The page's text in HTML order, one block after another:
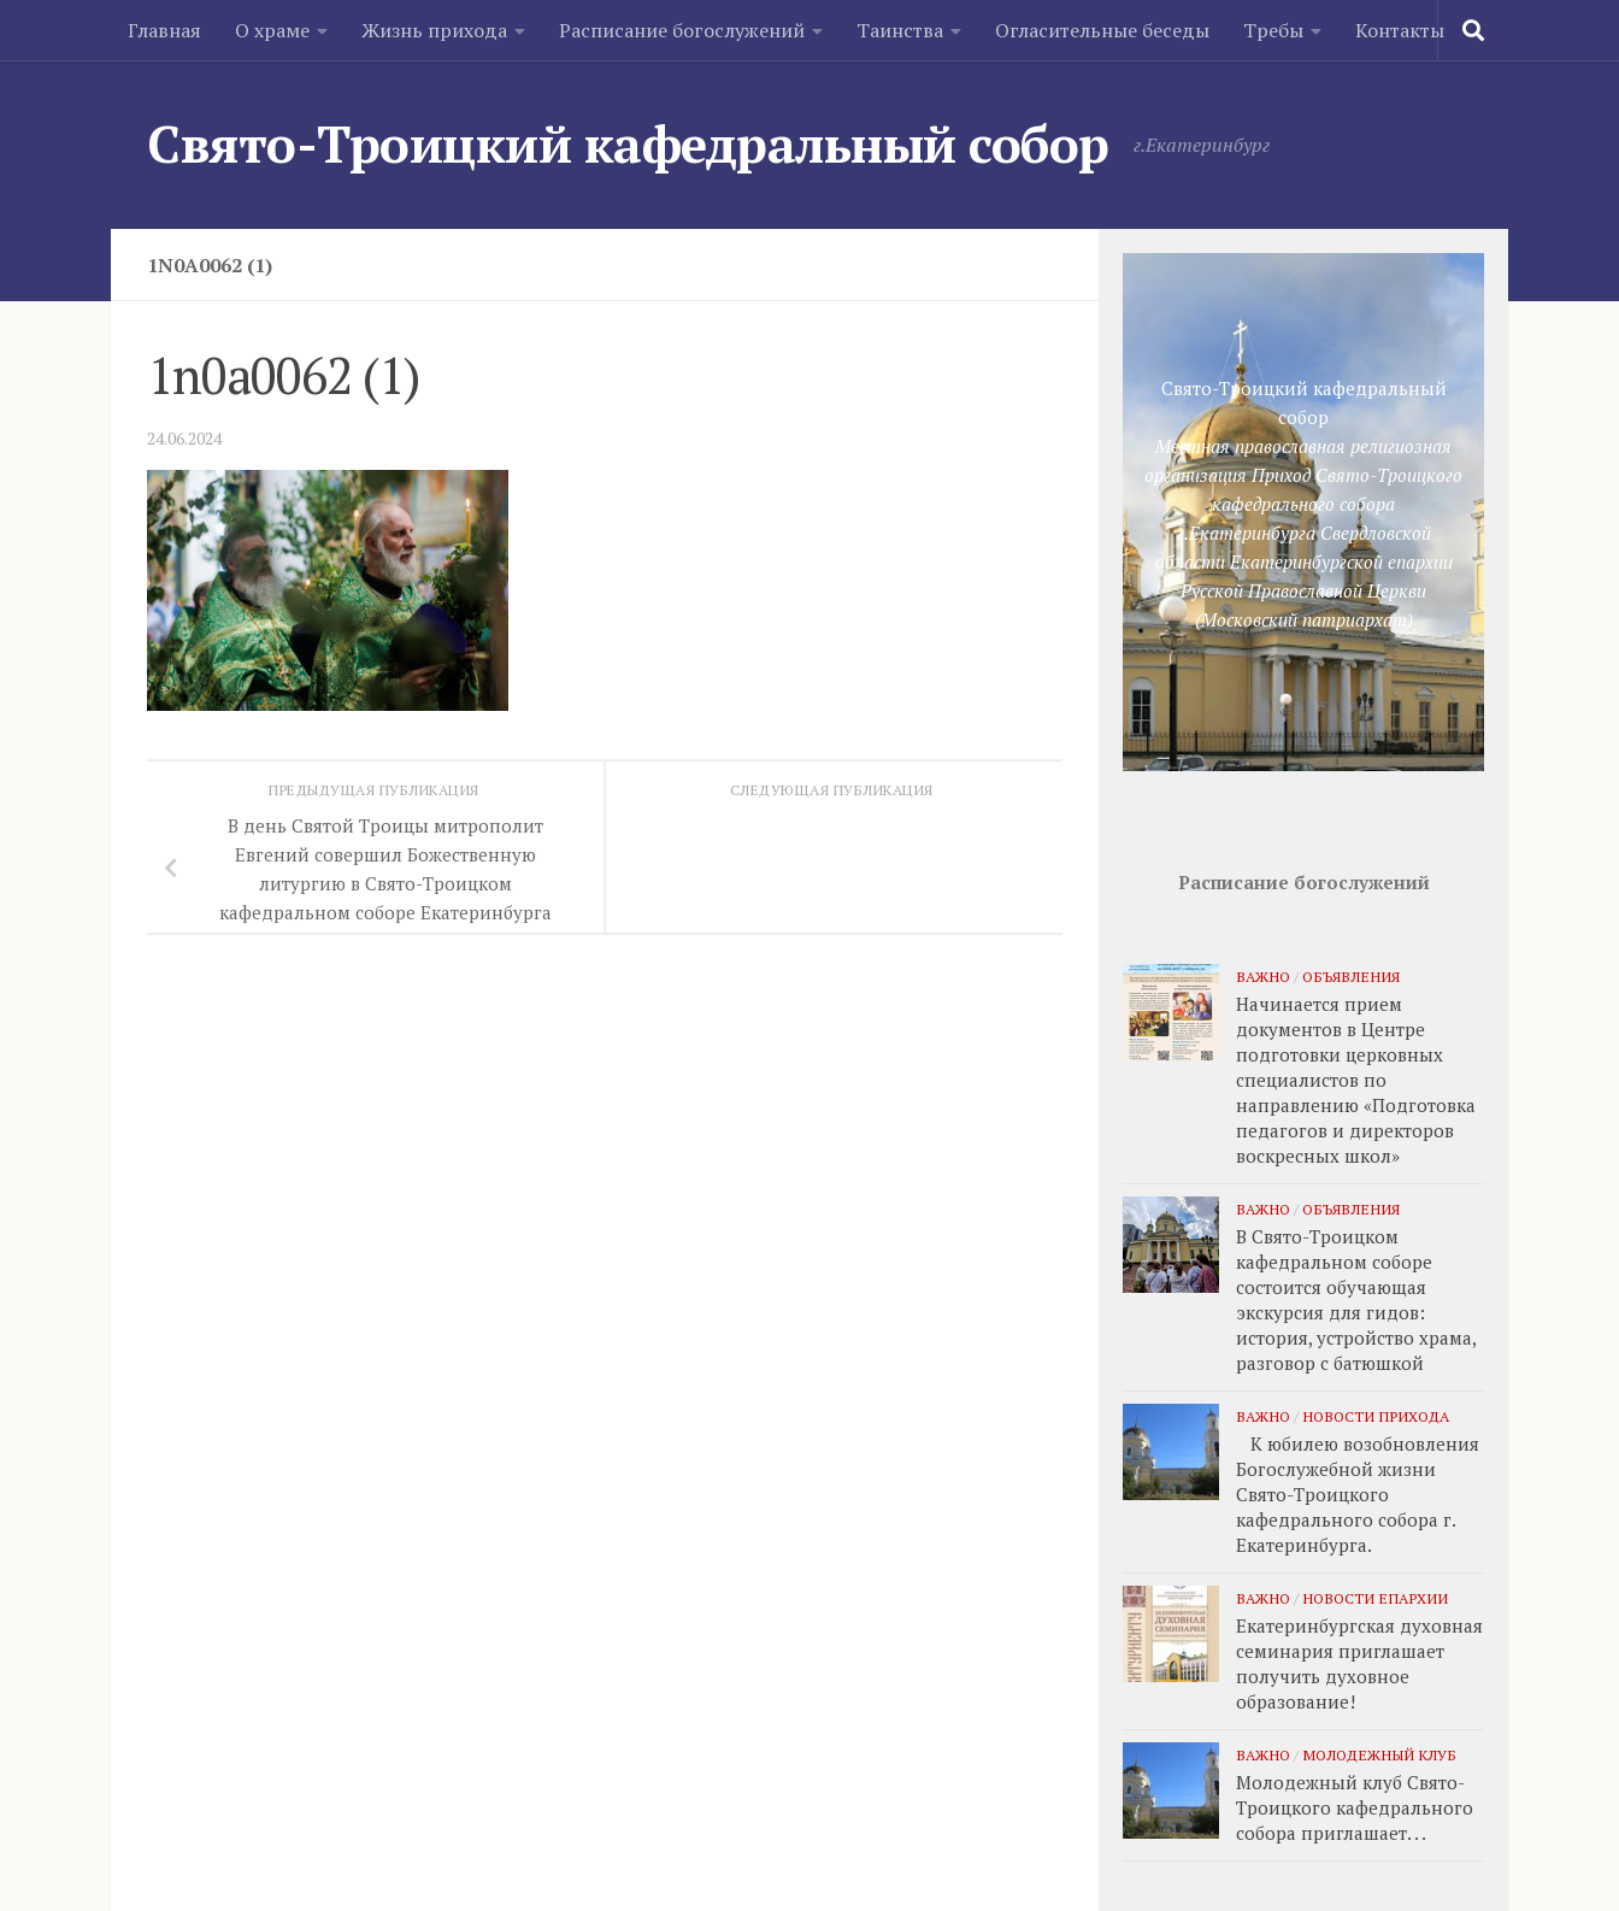
Skip to content
Главная О храме Жизнь прихода Расписание богослужений Таинства Огласительные беседы Требы Контакты
Свято-Троицкий кафедральный собор г.Екатеринбург
1N0A0062 (1)
1n0a0062 (1)
24.06.2024
СЛЕДУЮЩАЯ ПУБЛИКАЦИЯ
ПРЕДЫДУЩАЯ ПУБЛИКАЦИЯ
В день Святой Троицы митрополит
Евгений совершил Божественную
литургию в Свято-Троицком
кафедральном соборе Екатеринбурга
Свято-Троицкий кафедральный
собор
Местная православная религиозная
организация Приход Свято-Троицкого
кафедрального собора
г.Екатеринбурга Свердловской
области Екатеринбургской епархии
Русской Православной Церкви
(Московский патриархат)
Расписание богослужений
ВАЖНО / ОБЪЯВЛЕНИЯ
Начинается прием
документов в Центре
подготовки церковных
специалистов по
направлению «Подготовка
педагогов и директоров
воскресных школ»
ВАЖНО / ОБЪЯВЛЕНИЯ
В Свято-Троицком
кафедральном соборе
состоится обучающая
экскурсия для гидов:
история, устройство храма,
разговор с батюшкой
ВАЖНО / НОВОСТИ ПРИХОДА
К юбилею возобновления
Богослужебной жизни
Свято-Троицкого
кафедрального собора г.
Екатеринбурга.
ВАЖНО / НОВОСТИ ЕПАРХИИ
Екатеринбургская духовная
семинария приглашает
получить духовное
образование!
ВАЖНО / МОЛОДЕЖНЫЙ КЛУБ
Молодежный клуб Свято-
Троицкого кафедрального
собора приглашает. . .